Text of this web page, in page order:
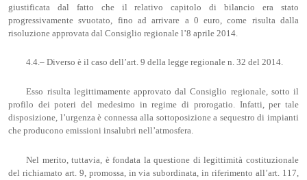
giustificata dal fatto che il relativo capitolo di bilancio era stato
progressivamente svuotato, fino ad arrivare a 0 euro, come risulta dalla
risoluzione approvata dal Consiglio regionale l’8 aprile 2014.
4.4.– Diverso è il caso dell’art. 9 della legge regionale n. 32 del 2014.
Esso risulta legittimamente approvato dal Consiglio regionale, sotto il
profilo dei poteri del medesimo in regime di prorogatio. Infatti, per tale
disposizione, l’urgenza è connessa alla sottoposizione a sequestro di impianti
che producono emissioni insalubri nell’atmosfera.
Nel merito, tuttavia, è fondata la questione di legittimità costituzionale
del richiamato art. 9, promossa, in via subordinata, in riferimento all’art. 117,